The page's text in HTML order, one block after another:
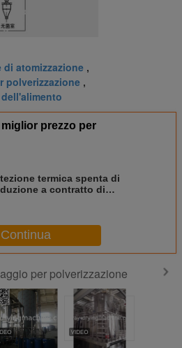
atomizzazione ,
polverizzazione ,
prezzo per
termica spenta di
a contratto di
Continua
per polverizzazione